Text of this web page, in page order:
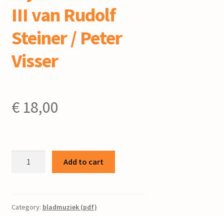
III van Rudolf
Steiner / Peter
Visser
€18,00
-
Add to cart
Category: bladmuziek (pdf)